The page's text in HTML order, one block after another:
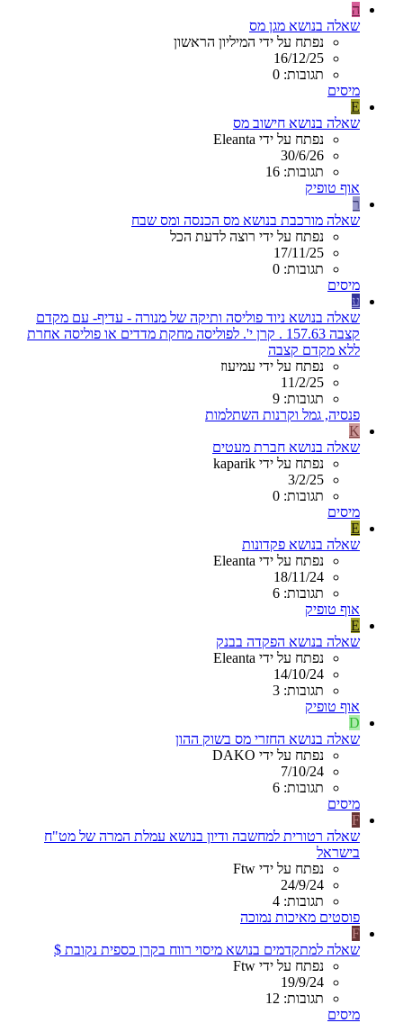
ה
שאלה בנושא מגן מס
נפתח על ידי המיליון הראשון
16/12/25
תגובות: 0
מיסים
E
שאלה בנושא חישוב מס
נפתח על ידי Eleanta
30/6/26
תגובות: 16
אוף טופיק
ר
שאלה מורכבת בנושא מס הכנסה ומס שבח
נפתח על ידי רוצה לדעת הכל
17/11/25
תגובות: 0
מיסים
ע
שאלה בנושא ניוד פוליסה ותיקה של מנורה - עדיף- עם מקדם
קצבה 157.63 . קרן י'. לפוליסה מחקת מדדים או פוליסה אחרת
ללא מקדם קצבה
נפתח על ידי עמיעוז
11/2/25
תגובות: 9
פנסיה, גמל וקרנות השתלמות
K
שאלה בנושא חברת מעטים
נפתח על ידי kaparik
3/2/25
תגובות: 0
מיסים
E
שאלה בנושא פקדונות
נפתח על ידי Eleanta
18/11/24
תגובות: 6
אוף טופיק
E
שאלה בנושא הפקדה בבנק
נפתח על ידי Eleanta
14/10/24
תגובות: 3
אוף טופיק
D
שאלה בנושא החזרי מס בשוק ההון
נפתח על ידי DAKO
7/10/24
תגובות: 6
מיסים
F
שאלה רטורית למחשבה ודיון בנושא עמלת המרה של מט"ח
בישראל
נפתח על ידי Ftw
24/9/24
תגובות: 4
פוסטים מאיכות נמוכה
F
שאלה למתקדמים בנושא מיסוי רווח בקרן כספית נקובת $
נפתח על ידי Ftw
19/9/24
תגובות: 12
מיסים